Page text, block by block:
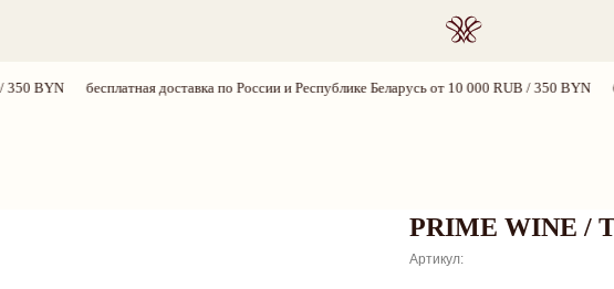
бесплатная доставка по России и Республике Беларусь от 10 000 RUB / 350 BYN бесплатная
PRIME WINE
Артикул: